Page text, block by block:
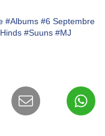
#Albums #6 Septembre
#Suuns #MJ